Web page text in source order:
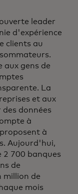
leader
d'expérience
clients au
aux gens de
La
et aux
données
à
à
Aujourd'hui,
2 700 banques
de
million de
mois